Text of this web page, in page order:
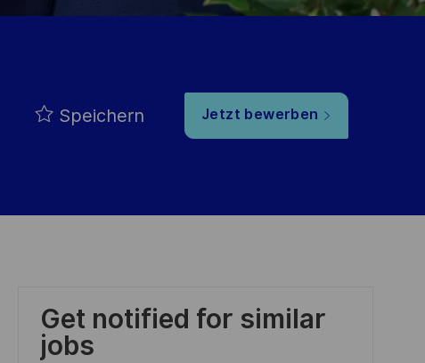
Speichern Jetzt bewerben
Get notified for similar
jobs